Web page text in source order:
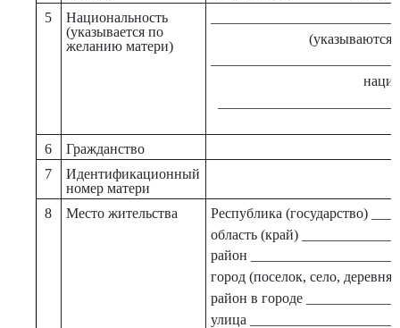
5
Национальность
(указывается по
желанию матери)
(указываются
6
Гражданство
7
Идентификационный
номер матери
8
Место жительства
Республика (государство)
область (край)
район
город (поселок, село,
район в городе
улица